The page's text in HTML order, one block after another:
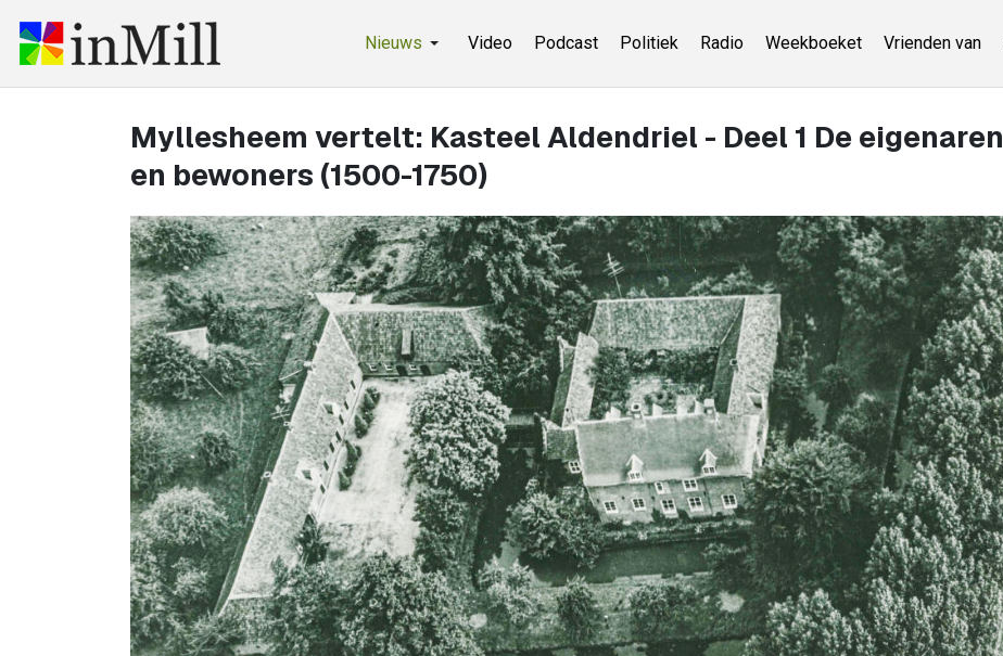
Nieuws Video Podcast Politiek Radio Weekboeket Vrienden van
Myllesheem vertelt: Kasteel Aldendriel - Deel 1 De eigenaren
en bewoners (1500-1750)